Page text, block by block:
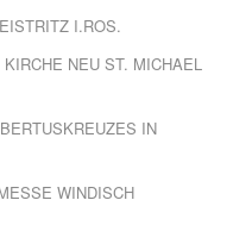
I.ROS.
NEU ST. MICHAEL
IN
WINDISCH